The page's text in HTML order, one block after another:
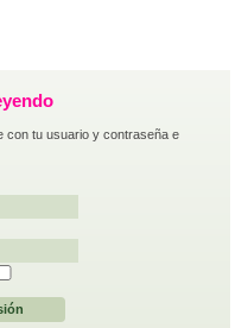
con tu usuario y contraseña e